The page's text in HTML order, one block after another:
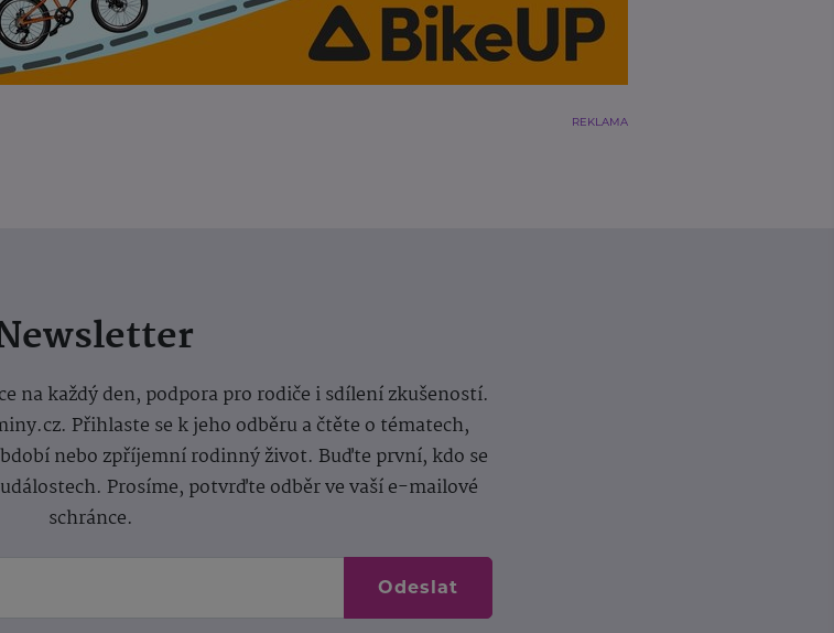
REKLAMA
na každý den, podpora pro rodiče i sdílení zkušeností.
Přihlaste se k jeho odběru a čtěte o tématech,
nebo zpříjemní rodinný život. Buďte první, kdo se
Prosíme, potvrďte odběr ve vaší e-mailové
schránce.
Odeslat